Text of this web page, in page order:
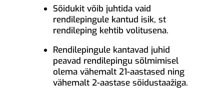
Sõidukit võib juhtida vaid
rendilepingule kantud isik, st
rendileping kehtib volitusena.
Rendilepingule kantavad juhid
peavad rendilepingu sõlmimisel
olema vähemalt 21-aastased ning
vähemalt 2-aastase sõidustaažiga.